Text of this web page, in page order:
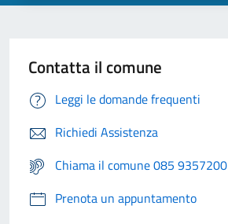
Contatta il comune
Leggi le domande frequenti
Richiedi Assistenza
Chiama il comune 085 9357200
Prenota un appuntamento